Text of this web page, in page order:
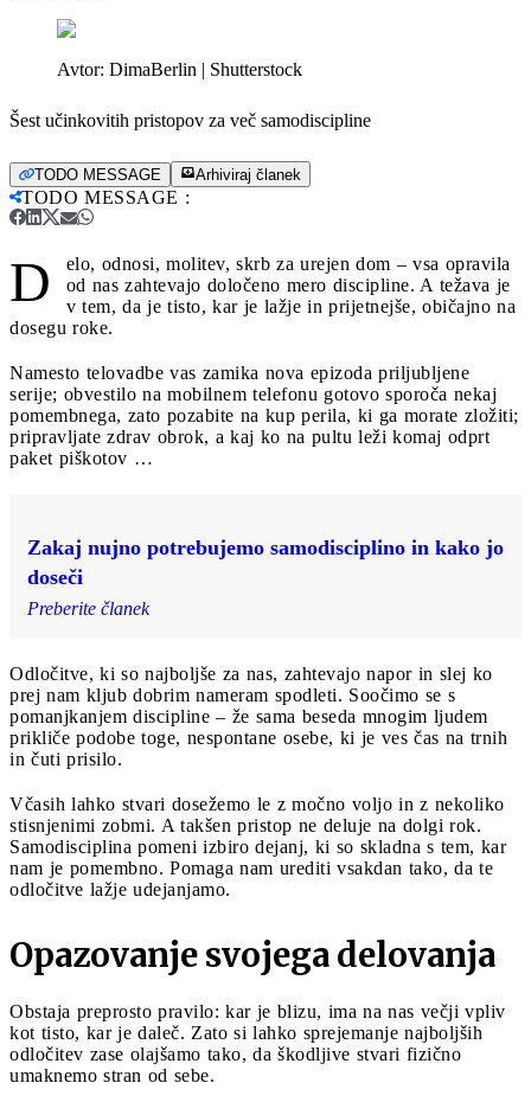
Avtor: DimaBerlin | Shutterstock
Šest učinkovitih pristopov za več samodiscipline
TODO MESSAGE Arhiviraj članek
TODO MESSAGE :
D
elo, odnosi, molitev, skrb za urejen dom – vsa opravila
od nas zahtevajo določeno mero discipline. A težava je
v tem, da je tisto, kar je lažje in prijetnejše, običajno na
dosegu roke.
Namesto telovadbe vas zamika nova epizoda priljubljene
serije; obvestilo na mobilnem telefonu gotovo sporoča nekaj
pomembnega, zato pozabite na kup perila, ki ga morate zložiti;
pripravljate zdrav obrok, a kaj ko na pultu leži komaj odprt
paket piškotov …
Zakaj nujno potrebujemo samodisciplino in kako jo
doseči
Preberite članek
Odločitve, ki so najboljše za nas, zahtevajo napor in slej ko
prej nam kljub dobrim nameram spodleti. Soočimo se s
pomanjkanjem discipline – že sama beseda mnogim ljudem
prikliče podobe toge, nespontane osebe, ki je ves čas na trnih
in čuti prisilo.
Včasih lahko stvari dosežemo le z močno voljo in z nekoliko
stisnjenimi zobmi. A takšen pristop ne deluje na dolgi rok.
Samodisciplina pomeni izbiro dejanj, ki so skladna s tem, kar
nam je pomembno. Pomaga nam urediti vsakdan tako, da te
odločitve lažje udejanjamo.
Opazovanje svojega delovanja
Obstaja preprosto pravilo: kar je blizu, ima na nas večji vpliv
kot tisto, kar je daleč. Zato si lahko sprejemanje najboljših
odločitev zase olajšamo tako, da škodljive stvari fizično
umaknemo stran od sebe.